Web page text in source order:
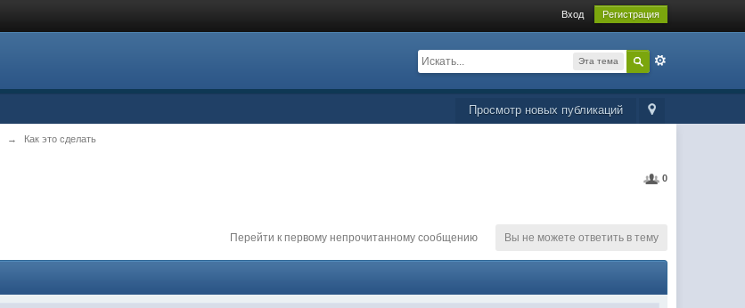
Вход Регистрация
Эта тема
Просмотр новых публикаций
→ Как это сделать
0
Вы не можете ответить в тему
Перейти к первому непрочитанному сообщению